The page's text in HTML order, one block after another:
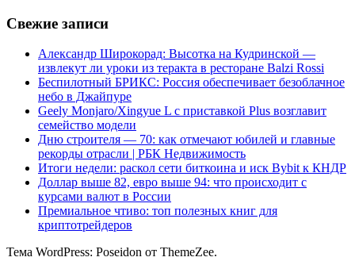
Свежие записи
Александр Широкорад: Высотка на Кудринской —
извлекут ли уроки из теракта в ресторане Balzi Rossi
Беспилотный БРИКС: Россия обеспечивает безоблачное
небо в Джайпуре
Geely Monjaro/Xingyue L с приставкой Plus возглавит
семейство модели
Дню строителя — 70: как отмечают юбилей и главные
рекорды отрасли | РБК Недвижимость
Итоги недели: раскол сети биткоина и иск Bybit к КНДР
Доллар выше 82, евро выше 94: что происходит с
курсами валют в России
Премиальное чтиво: топ полезных книг для
криптотрейдеров
Тема WordPress: Poseidon от ThemeZee.